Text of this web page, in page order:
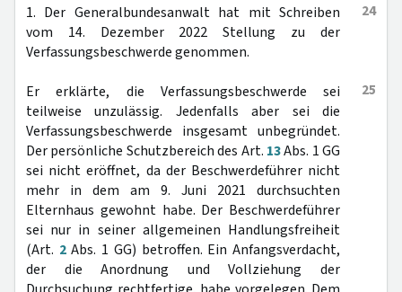
24
1. Der Generalbundesanwalt hat mit Schreiben
vom 14. Dezember 2022 Stellung zu der
Verfassungsbeschwerde genommen.
25
Er erklärte, die Verfassungsbeschwerde sei
teilweise unzulässig. Jedenfalls aber sei die
Verfassungsbeschwerde insgesamt unbegründet.
Der persönliche Schutzbereich des Art. 13Abs. 1 GG
sei nicht eröffnet, da der Beschwerdeführer nicht
mehr in dem am 9. Juni 2021 durchsuchten
Elternhaus gewohnt habe. Der Beschwerdeführer
sei nur in seiner allgemeinen Handlungsfreiheit
(Art. 2Abs. 1 GG) betroffen. Ein Anfangsverdacht,
der die Anordnung und Vollziehung der